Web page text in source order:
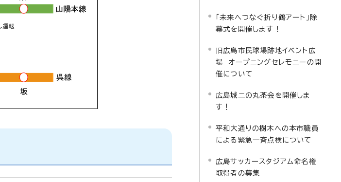
「未来へつなぐ折り鶴アート」除
幕式を開催します！
旧広島市民球場跡地イベント広
場 オープニングセレモニーの開
催について
広島城二の丸茶会を開催しま
す！
平和大通りの樹木への本市職員
による緊急一斉点検について
広島サッカースタジアム命名権
取得者の募集